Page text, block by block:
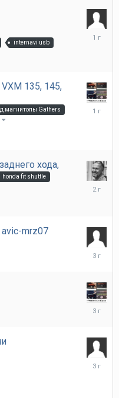
internavi usb
23
135, 145,
магнитолы Gathers
14
хода,
honda fit shuttle
19
mrz07
16
19
13